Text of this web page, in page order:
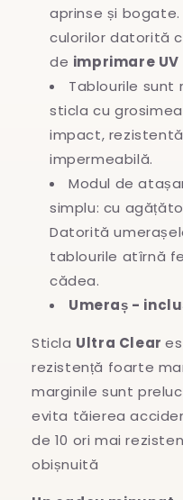
aprinse și
culorilor datorită
de imprimare UV
Tablourile
sticla cu
impact,
impermeabilă.
Modul de
simplu: cu
Datorită
tablourile atîrnă
cădea.
Umeraș -
Sticla Ultra Clear
rezistență foarte
marginile sunt
evita tăierea
de 10 ori mai
obișnuită